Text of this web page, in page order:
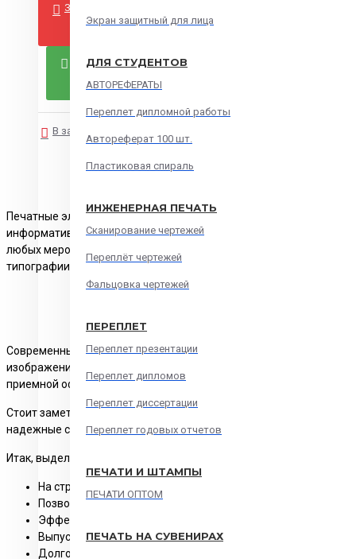
Экран защитный для лица
ДЛЯ СТУДЕНТОВ
АВТОРЕФЕРАТЫ
Переплет дипломной работы
Автореферат 100 шт.
Пластиковая спираль
ИНЖЕНЕРНАЯ ПЕЧАТЬ
Сканирование чертежей
Переплёт чертежей
Фальцовка чертежей
ПЕРЕПЛЕТ
Переплет презентации
Переплет дипломов
Переплет диссертации
Переплет годовых отчетов
ПЕЧАТИ И ШТАМПЫ
ПЕЧАТИ ОПТОМ
ПЕЧАТЬ НА СУВЕНИРАХ
ЗАКАЗАТЬ
ЗАКАЗАТЬ СЕЙЧАС
В закладки
Печатные элементы маркетинга на протяжении многих лет
информативного рекламного материала. Они способны
любых мероприятиях, например, во время проведения
типографии Poligrafkin. Мы имеем большой опыт
Современные брошюры выпускаются в разных форматах, но
изображений, удобный для просмотра и чтения.
приемной офиса, холлах гостиниц, ресторанах и так далее.
Стоит заметить, что для изготовления брошюр А4 применяется
надежные скобы. Если вы еще не определились с дизайном
Итак, выделим основные преимущества брошюры А4:
На страницах можно размещать абсолютно любые
Позволяет подчеркивать корпоративный стиль.
Эффективно распространяет информацию о вашей
Выпускается тиражами не менее 50 единиц.
Долго служит, поскольку изготавливается из плотной